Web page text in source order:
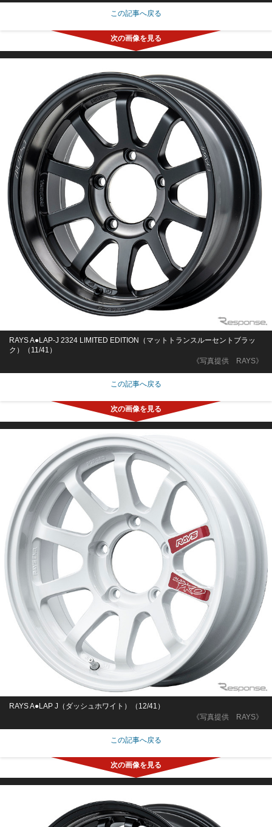
この記事へ戻る
《写真提供 RAYS》
RAYS A●LAP-J 2324 LIMITED EDITION（マットトランスルーセントブラッ
ク）（11/41）
この記事へ戻る
《写真提供 RAYS》
RAYS A●LAP J（ダッシュホワイト）（12/41）
この記事へ戻る